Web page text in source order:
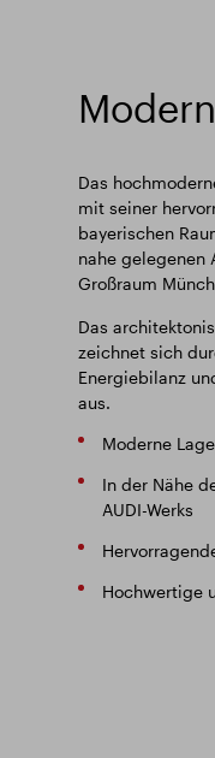
Das
mit seiner
bayerischen
nahe gelegenen
Großraum
Das
zeichnet sich
Energiebilanz
aus.
Moderne
In der Nähe
AUDI-Werks
Hochwertige